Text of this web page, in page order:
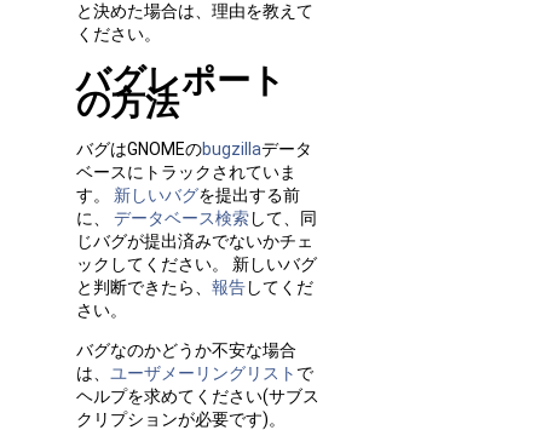
と決めた場合は、理由を教えて
ください。
バグレポート
の方法
バグはGNOMEのbugzillaデータ
ベースにトラックされていま
す。 新しいバグを提出する前
に、 データベース検索して、同
じバグが提出済みでないかチェ
ックしてください。 新しいバグ
と判断できたら、 報告してくだ
さい。
バグなのかどうか不安な場合
は、 ユーザメーリングリスト で
ヘルプを求めてください(サブス
クリプションが必要です)。